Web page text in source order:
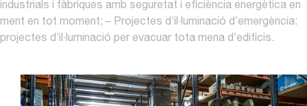
industrials i fàbriques amb seguretat i eficiència energètica en
ment en tot moment; – Projectes d’il·luminació d’emergència:
projectes d’il·luminació per evacuar tota mena d’edificis.